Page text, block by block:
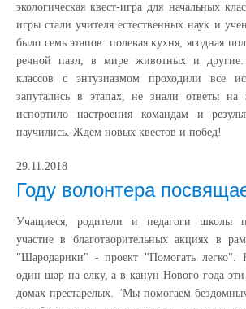
экологическая квест-игра для начальных
игры стали учителя естественных наук и
было семь этапов: полевая кухня, ягодная
речной пазл, в мире животных и
классов с энтузиазмом проходили все
запутались в этапах, не знали ответы
испортило настроения командам и
научились. Ждем новых квестов и побед!
29.11.2018
Году волонтера
Учащиеся, родители и педагоги школы
участие в благотворительных акциях в
"Шародарики" - проект "Помогать легко".
один шар на елку, а в канун Нового года
домах престарелых. "Мы помогаем